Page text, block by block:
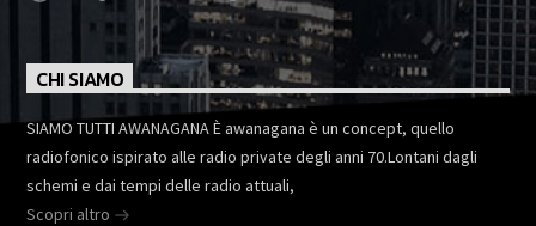
CHI SIAMO
SIAMO TUTTI AWANAGANA È awanagana è un concept, quello
radiofonico ispirato alle radio private degli anni 70.Lontani dagli
schemi e dai tempi delle radio attuali,
Scopri altro